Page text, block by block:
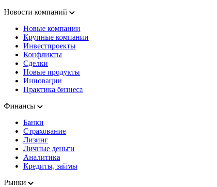
Новости компаний
Новые компании
Крупные компании
Инвестпроекты
Конфликты
Сделки
Новые продукты
Инновации
Практика бизнеса
Финансы
Банки
Страхование
Лизинг
Личные деньги
Аналитика
Кредиты, займы
Рынки